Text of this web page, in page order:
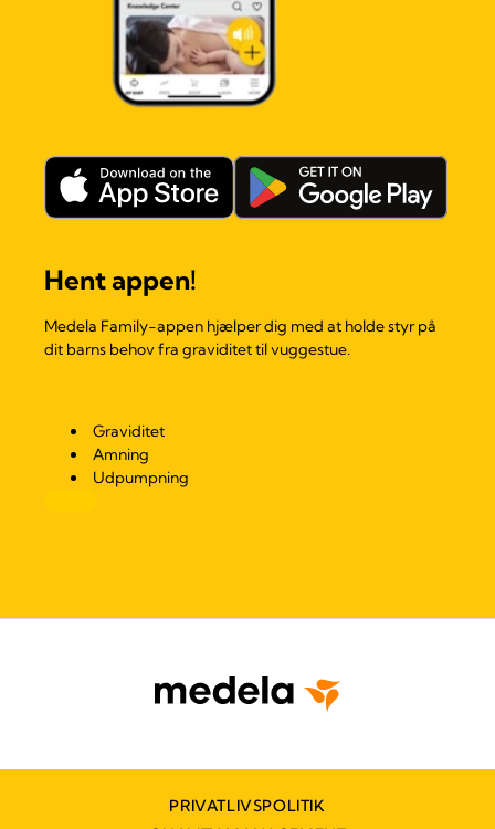
Hent appen!
Medela Family-appen hjælper dig med at holde styr på
dit barns behov fra graviditet til vuggestue.
Graviditet
Amning
Udpumpning
PRIVATLIVSPOLITIK